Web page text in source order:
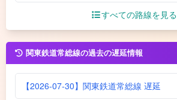
すべての路線を見る
関東鉄道常総線の過去の遅延情報
【2026-07-30】関東鉄道常総線 遅延